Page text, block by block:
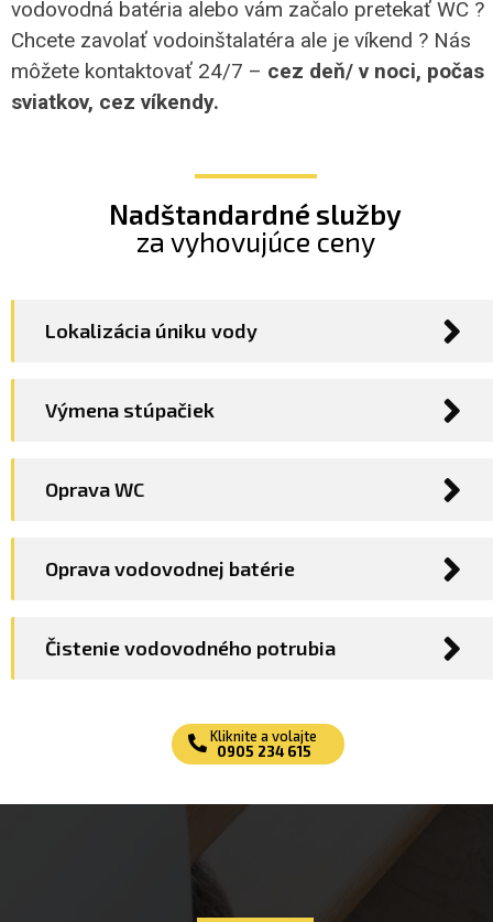
vodovodná batéria alebo vám začalo pretekať WC ?
Chcete zavolať vodoinštalatéra ale je víkend ? Nás
môžete kontaktovať 24/7 – cez deň/ v noci, počas
sviatkov, cez víkendy.
Nadštandardné služby
za vyhovujúce ceny
Lokalizácia úniku vody
Výmena stúpačiek
Oprava WC
Oprava vodovodnej batérie
Čistenie vodovodného potrubia
Kliknite a volajte
0905 234 615